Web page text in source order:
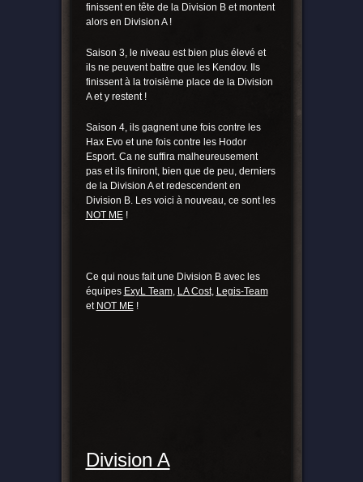
finissent en tête de la Division B et montent
alors en Division A !
Saison 3, le niveau est bien plus élevé et
ils ne peuvent battre que les Kendov. Ils
finissent à la troisième place de la Division
A et y restent !
Saison 4, ils gagnent une fois contre les
Hax Evo et une fois contre les Hodor
Esport. Ca ne suffira malheureusement
pas et ils finiront, bien que de peu, derniers
de la Division A et redescendent en
Division B. Les voici à nouveau, ce sont les
NOT ME!
Ce qui nous fait une Division B avec les
équipes ExyL Team, LA Cost, Legis-Team
et NOT ME!
Division A